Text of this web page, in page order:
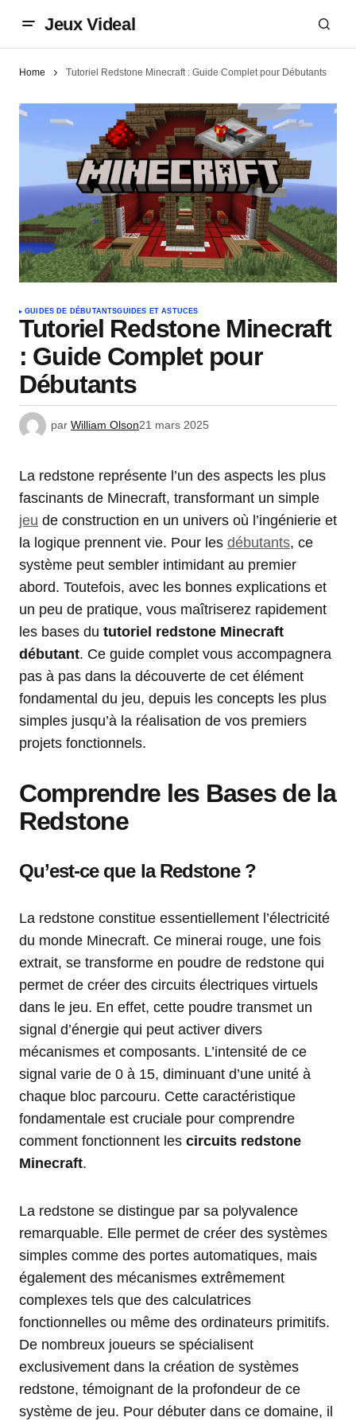
Jeux Videal
Home Tutoriel Redstone Minecraft : Guide Complet pour Débutants
GUIDES DE DÉBUTANTSGUIDES ET ASTUCES
Tutoriel Redstone Minecraft
: Guide Complet pour
Débutants
par William Olson21 mars 2025
La redstone représente l’un des aspects les plus
fascinants de Minecraft, transformant un simple
jeu de construction en un univers où l’ingénierie et
la logique prennent vie. Pour les débutants, ce
système peut sembler intimidant au premier
abord. Toutefois, avec les bonnes explications et
un peu de pratique, vous maîtriserez rapidement
les bases du tutoriel redstone Minecraft
débutant. Ce guide complet vous accompagnera
pas à pas dans la découverte de cet élément
fondamental du jeu, depuis les concepts les plus
simples jusqu’à la réalisation de vos premiers
projets fonctionnels.
Comprendre les Bases de la
Redstone
Qu’est-ce que la Redstone ?
La redstone constitue essentiellement l’électricité
du monde Minecraft. Ce minerai rouge, une fois
extrait, se transforme en poudre de redstone qui
permet de créer des circuits électriques virtuels
dans le jeu. En effet, cette poudre transmet un
signal d’énergie qui peut activer divers
mécanismes et composants. L’intensité de ce
signal varie de 0 à 15, diminuant d’une unité à
chaque bloc parcouru. Cette caractéristique
fondamentale est cruciale pour comprendre
comment fonctionnent les circuits redstone
Minecraft.
La redstone se distingue par sa polyvalence
remarquable. Elle permet de créer des systèmes
simples comme des portes automatiques, mais
également des mécanismes extrêmement
complexes tels que des calculatrices
fonctionnelles ou même des ordinateurs primitifs.
De nombreux joueurs se spécialisent
exclusivement dans la création de systèmes
redstone, témoignant de la profondeur de ce
système de jeu. Pour débuter dans ce domaine, il